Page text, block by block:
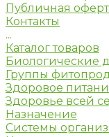
Публичная
Контакты
...
Каталог товаров
Биологические
Группы
Здоровое
Здоровье всей
Назначение
Системы